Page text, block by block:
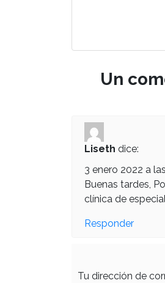
Un
Liseth dice:
3 enero 2022 a
Buenas tardes,
clínica de
Responder
Tu dirección de